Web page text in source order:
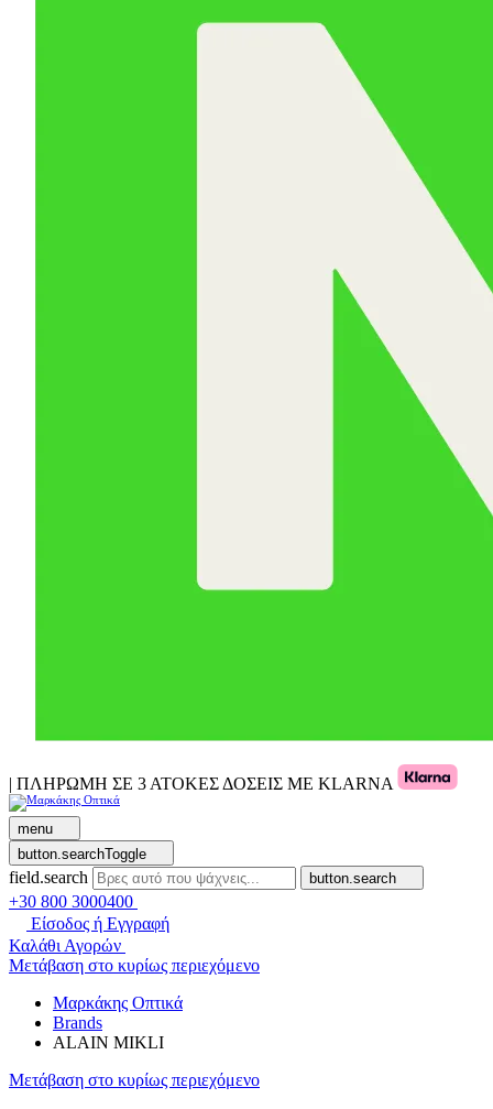
| ΠΛΗΡΩΜΗ ΣΕ 3 ΑΤΟΚΕΣ ΔΟΣΕΙΣ ΜΕ KLARNA
menu
button.searchToggle
field.search button.search
+30 800 3000400
Είσοδος ή Εγγραφή
Καλάθι Αγορών
Μετάβαση στο κυρίως περιεχόμενο
Μαρκάκης Οπτικά
Brands
ALAIN MIKLI
Μετάβαση στο κυρίως περιεχόμενο